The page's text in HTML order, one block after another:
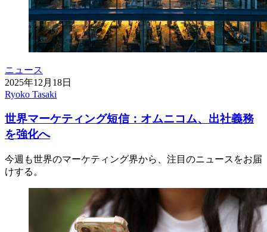
ニュース
2025年12月18日
Ryoko Tasaki
世界マーケティング短信：オムニコム、出社義務
を強化へ
今週も世界のマーケティング界から、注目のニュースをお届
けする。